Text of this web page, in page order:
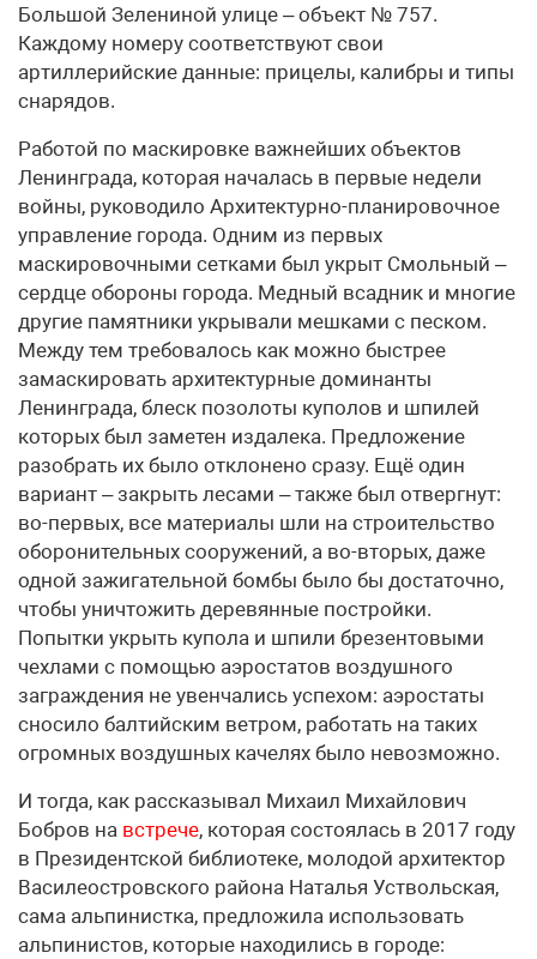
Большой Зелениной улице – объект № 757.
Каждому номеру соответствуют свои
артиллерийские данные: прицелы, калибры и типы
снарядов.
Работой по маскировке важнейших объектов
Ленинграда, которая началась в первые недели
войны, руководило Архитектурно-планировочное
управление города. Одним из первых
маскировочными сетками был укрыт Смольный –
сердце обороны города. Медный всадник и многие
другие памятники укрывали мешками с песком.
Между тем требовалось как можно быстрее
замаскировать архитектурные доминанты
Ленинграда, блеск позолоты куполов и шпилей
которых был заметен издалека. Предложение
разобрать их было отклонено сразу. Ещё один
вариант – закрыть лесами – также был отвергнут:
во-первых, все материалы шли на строительство
оборонительных сооружений, а во-вторых, даже
одной зажигательной бомбы было бы достаточно,
чтобы уничтожить деревянные постройки.
Попытки укрыть купола и шпили брезентовыми
чехлами с помощью аэростатов воздушного
заграждения не увенчались успехом: аэростаты
сносило балтийским ветром, работать на таких
огромных воздушных качелях было невозможно.
И тогда, как рассказывал Михаил Михайлович
Бобров на встрече, которая состоялась в 2017 году
в Президентской библиотеке, молодой архитектор
Василеостровского района Наталья Уствольская,
сама альпинистка, предложила использовать
альпинистов, которые находились в городе: